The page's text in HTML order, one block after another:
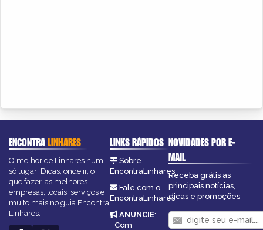
ENCONTRALINHARES
O melhor de Linhares num
só lugar! Dicas, onde ir, o
que fazer, as melhores
empresas, locais, serviços e
muito mais no guia Encontra
Linhares.
LINKS RÁPIDOS
Sobre
EncontraLinhares
Fale com o
EncontraLinhares
ANUNCIE:
Com
NOVIDADES POR E-
MAIL
Receba grátis as
principais notícias,
dicas e promoções